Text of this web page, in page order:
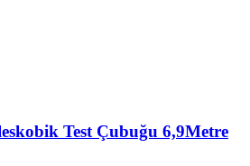
Test Çubuğu 6,9Metre